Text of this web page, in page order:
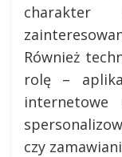
charakter
Również
rolę –
internetowe
czy